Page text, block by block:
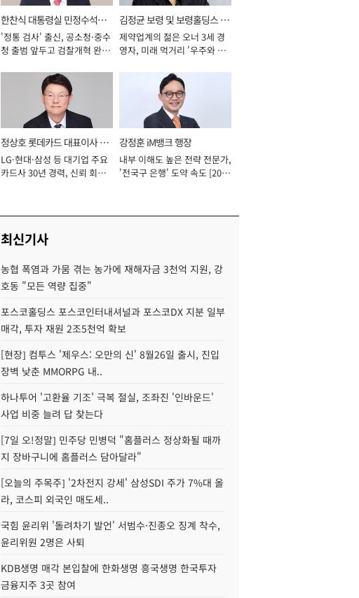
한찬식 대통령실 민정수석비
서관
'정통 검사' 출신, 공소청·중수
청 출범 앞두고 검찰개혁 완수
김정균 보령 및 보령홀딩스 대
표이사 사장
제약업계의 젊은 오너 3세 경
영자, 미래 먹거리 '우주와 헬
정상호 롯데카드 대표이사 사
장
LG·현대·삼성 등 대기업 주요
카드사 30년 경력, 신뢰 회복
강정훈 iM뱅크 행장
내부 이해도 높은 전략 전문가,
'전국구 은행' 도약 속도 [2026
최신기사
농협 폭염과 가뭄 겪는 농가에 재해자금 3천억 지원, 강
호동 "모든 역량 집중"
포스코홀딩스 포스코인터내셔널과 포스코DX 지분 일부
매각, 투자 재원 2조5천억 확보
[현장] 컴투스 '제우스: 오만의 신' 8월26일 출시, 진입
장벽 낮춘 MMORPG 내..
하나투어 '고환율 기조' 극복 절실, 조좌진 '인바운드'
사업 비중 늘려 답 찾는다
[7일 오!정말] 민주당 민병덕 "홈플러스 정상화될 때까
지 장바구니에 홈플러스 담아달라"
[오늘의 주목주] '2차전지 강세' 삼성SDI 주가 7%대 올
라, 코스피 외국인 매도세..
국힘 윤리위 '돌려차기 발언' 서범수·진종오 징계 착수,
윤리위원 2명은 사퇴
KDB생명 매각 본입찰에 한화생명 흥국생명 한국투자
금융지주 3곳 참여